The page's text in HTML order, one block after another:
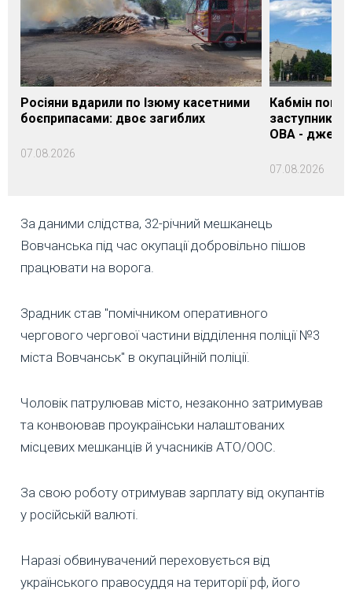
Росіяни вдарили по Ізюму касетними
боєприпасами: двоє загиблих
07.08.2026
Кабмін
заступника
ОВА -
07.08.2026
За даними слідства, 32-річний мешканець
Вовчанська під час окупації добровільно пішов
працювати на ворога.
Зрадник став "помічником оперативного
чергового чергової частини відділення поліції №3
міста Вовчанськ" в окупаційній поліції.
Чоловік патрулював місто, незаконно затримував
та конвоював проукраїнськи налаштованих
місцевих мешканців й учасників АТО/ООС.
За свою роботу отримував зарплату від окупантів
у російській валюті.
Наразі обвинувачений переховується від
українського правосуддя на території рф, його